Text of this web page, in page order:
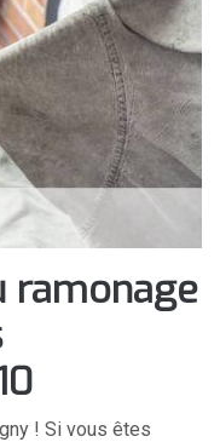
ramonage
! Si vous êtes